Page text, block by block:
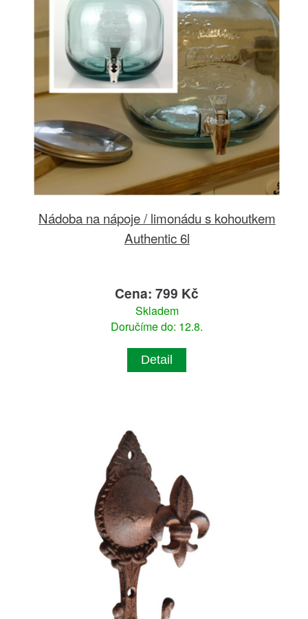
Nádoba na nápoje / limonádu s kohoutkem
Authentic 6l
Cena: 799 Kč
Skladem
Doručíme do: 12.8.
Detail